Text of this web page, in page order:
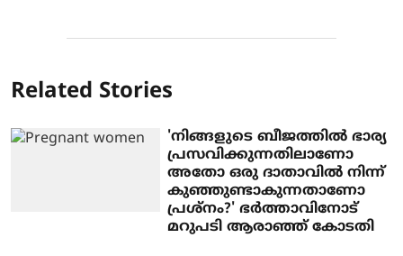
Related Stories
'നിങ്ങളുടെ ബീജത്തില്‍ ഭാര്യ
പ്രസവിക്കുന്നതിലാണോ
അതോ ഒരു ദാതാവില്‍ നിന്ന്
കുഞ്ഞുണ്ടാകുന്നതാണോ
പ്രശ്‌നം?' ഭര്‍ത്താവിനോട്
മറുപടി ആരാഞ്ഞ് കോടതി